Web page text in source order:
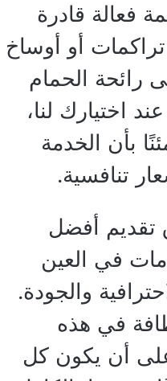
فعالة قادرة
أو أوساخ
رائحة الحمام
اختيارك لنا،
بأن الخدمة
تنافسية.
تقديم أفضل
في العين
والجودة.
في هذه
أن يكون كل